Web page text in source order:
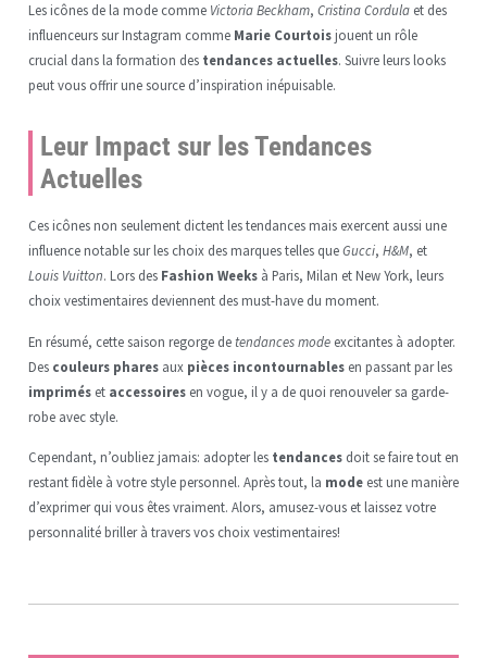
Les icônes de la mode comme Victoria Beckham, Cristina Cordulaet des
influenceurs sur Instagram comme Marie Courtoisjouent un rôle
crucial dans la formation des tendances actuelles. Suivre leurs looks
peut vous offrir une source d’inspiration inépuisable.
Leur Impact sur les Tendances
Actuelles
Ces icônes non seulement dictent les tendances mais exercent aussi une
influence notable sur les choix des marques telles queGucci, H&M, et
Louis Vuitton. Lors des Fashion Weeksà Paris, Milan et New York, leurs
choix vestimentaires deviennent des must-have du moment.
En résumé, cette saison regorge detendances modeexcitantes à adopter.
Des couleurs pharesaux pièces incontournablesen passant par les
impriméset accessoiresen vogue, il y a de quoi renouveler sa garde-
robe avec style.
Cependant, n’oubliez jamais: adopter les tendancesdoit se faire tout en
restant fidèle à votre style personnel. Après tout, la modeest une manière
d’exprimer qui vous êtes vraiment. Alors, amusez-vous et laissez votre
personnalité briller à travers vos choix vestimentaires!